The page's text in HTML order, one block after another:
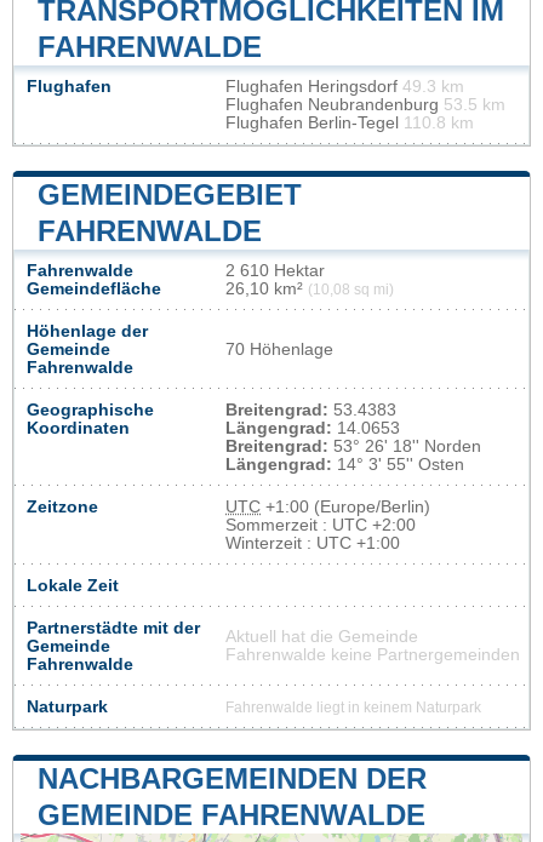
TRANSPORTMÖGLICHKEITEN IM
FAHRENWALDE
Flughafen Flughafen Heringsdorf 49.3 km
Flughafen Neubrandenburg 53.5 km
Flughafen Berlin-Tegel 110.8 km
GEMEINDEGEBIET
FAHRENWALDE
Fahrenwalde
Gemeindefläche
2 610 Hektar
26,10 km² (10,08 sq mi)
Höhenlage der
Gemeinde
Fahrenwalde
70 Höhenlage
Geographische
Koordinaten
Breitengrad: 53.4383
Längengrad: 14.0653
Breitengrad: 53° 26' 18'' Norden
Längengrad: 14° 3' 55'' Osten
Zeitzone UTC +1:00 (Europe/Berlin)
Sommerzeit : UTC +2:00
Winterzeit : UTC +1:00
Lokale Zeit
Partnerstädte mit der
Gemeinde
Fahrenwalde
Aktuell hat die Gemeinde
Fahrenwalde keine Partnergemeinden
Naturpark Fahrenwalde liegt in keinem Naturpark
NACHBARGEMEINDEN DER
GEMEINDE FAHRENWALDE